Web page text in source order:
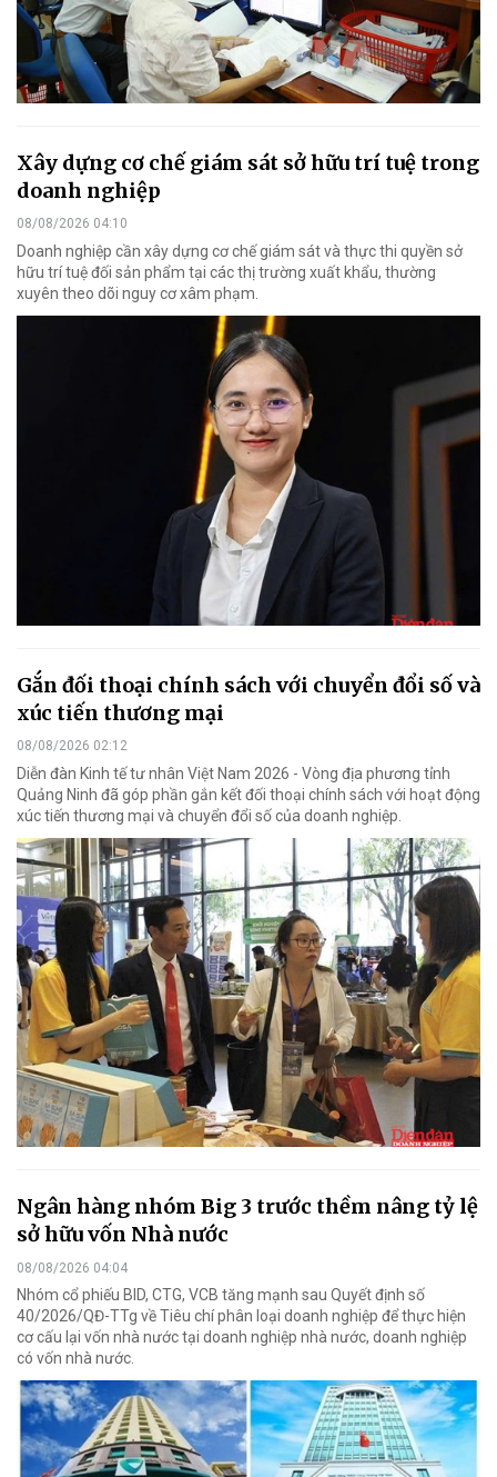
Xây dựng cơ chế giám sát sở hữu trí tuệ trong
doanh nghiệp
08/08/2026 04:10
Doanh nghiệp cần xây dựng cơ chế giám sát và thực thi quyền sở
hữu trí tuệ đối sản phẩm tại các thị trường xuất khẩu, thường
xuyên theo dõi nguy cơ xâm phạm.
Gắn đối thoại chính sách với chuyển đổi số và
xúc tiến thương mại
08/08/2026 02:12
Diễn đàn Kinh tế tư nhân Việt Nam 2026 - Vòng địa phương tỉnh
Quảng Ninh đã góp phần gắn kết đối thoại chính sách với hoạt động
xúc tiến thương mại và chuyển đổi số của doanh nghiệp.
Ngân hàng nhóm Big 3 trước thềm nâng tỷ lệ
sở hữu vốn Nhà nước
08/08/2026 04:04
Nhóm cổ phiếu BID, CTG, VCB tăng mạnh sau Quyết định số
40/2026/QĐ-TTg về Tiêu chí phân loại doanh nghiệp để thực hiện
cơ cấu lại vốn nhà nước tại doanh nghiệp nhà nước, doanh nghiệp
có vốn nhà nước.